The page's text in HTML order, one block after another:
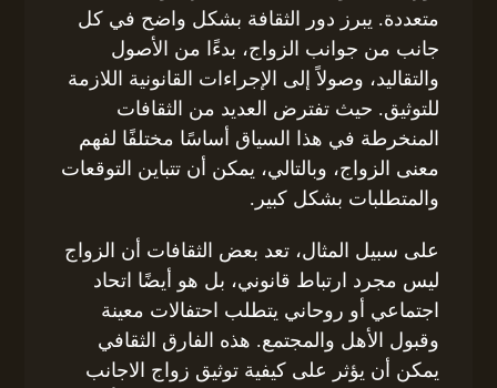
متعددة. يبرز دور الثقافة بشكل واضح في كل
جانب من جوانب الزواج، بدءًا من الأصول
والتقاليد، وصولاً إلى الإجراءات القانونية اللازمة
للتوثيق. حيث تفترض العديد من الثقافات
المنخرطة في هذا السياق أساسًا مختلفًا لفهم
معنى الزواج، وبالتالي، يمكن أن تتباين التوقعات
والمتطلبات بشكل كبير.
على سبيل المثال، تعد بعض الثقافات أن الزواج
ليس مجرد ارتباط قانوني، بل هو أيضًا اتحاد
اجتماعي أو روحاني يتطلب احتفالات معينة
وقبول الأهل والمجتمع. هذه الفارق الثقافي
يمكن أن يؤثر على كيفية توثيق زواج الاجانب